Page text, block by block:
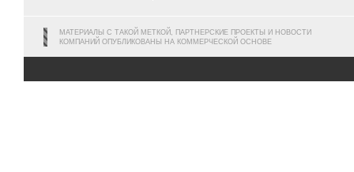
МАТЕРИАЛЫ С ТАКОЙ МЕТКОЙ, ПАРТНЕРСКИЕ ПРОЕКТЫ И НОВОСТИ
КОМПАНИЙ ОПУБЛИКОВАНЫ НА КОММЕРЧЕСКОЙ ОСНОВЕ